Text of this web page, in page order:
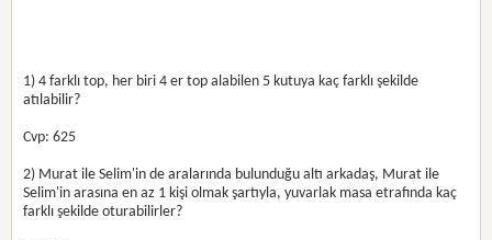
1) 4 farklı top, her biri 4 er top alabilen 5 kutuya kaç farklı şekilde
atılabilir?
Cvp: 625
2) Murat ile Selim'in de aralarında bulunduğu altı arkadaş, Murat ile
Selim'in arasına en az 1 kişi olmak şartıyla, yuvarlak masa etrafında kaç
farklı şekilde oturabilirler?